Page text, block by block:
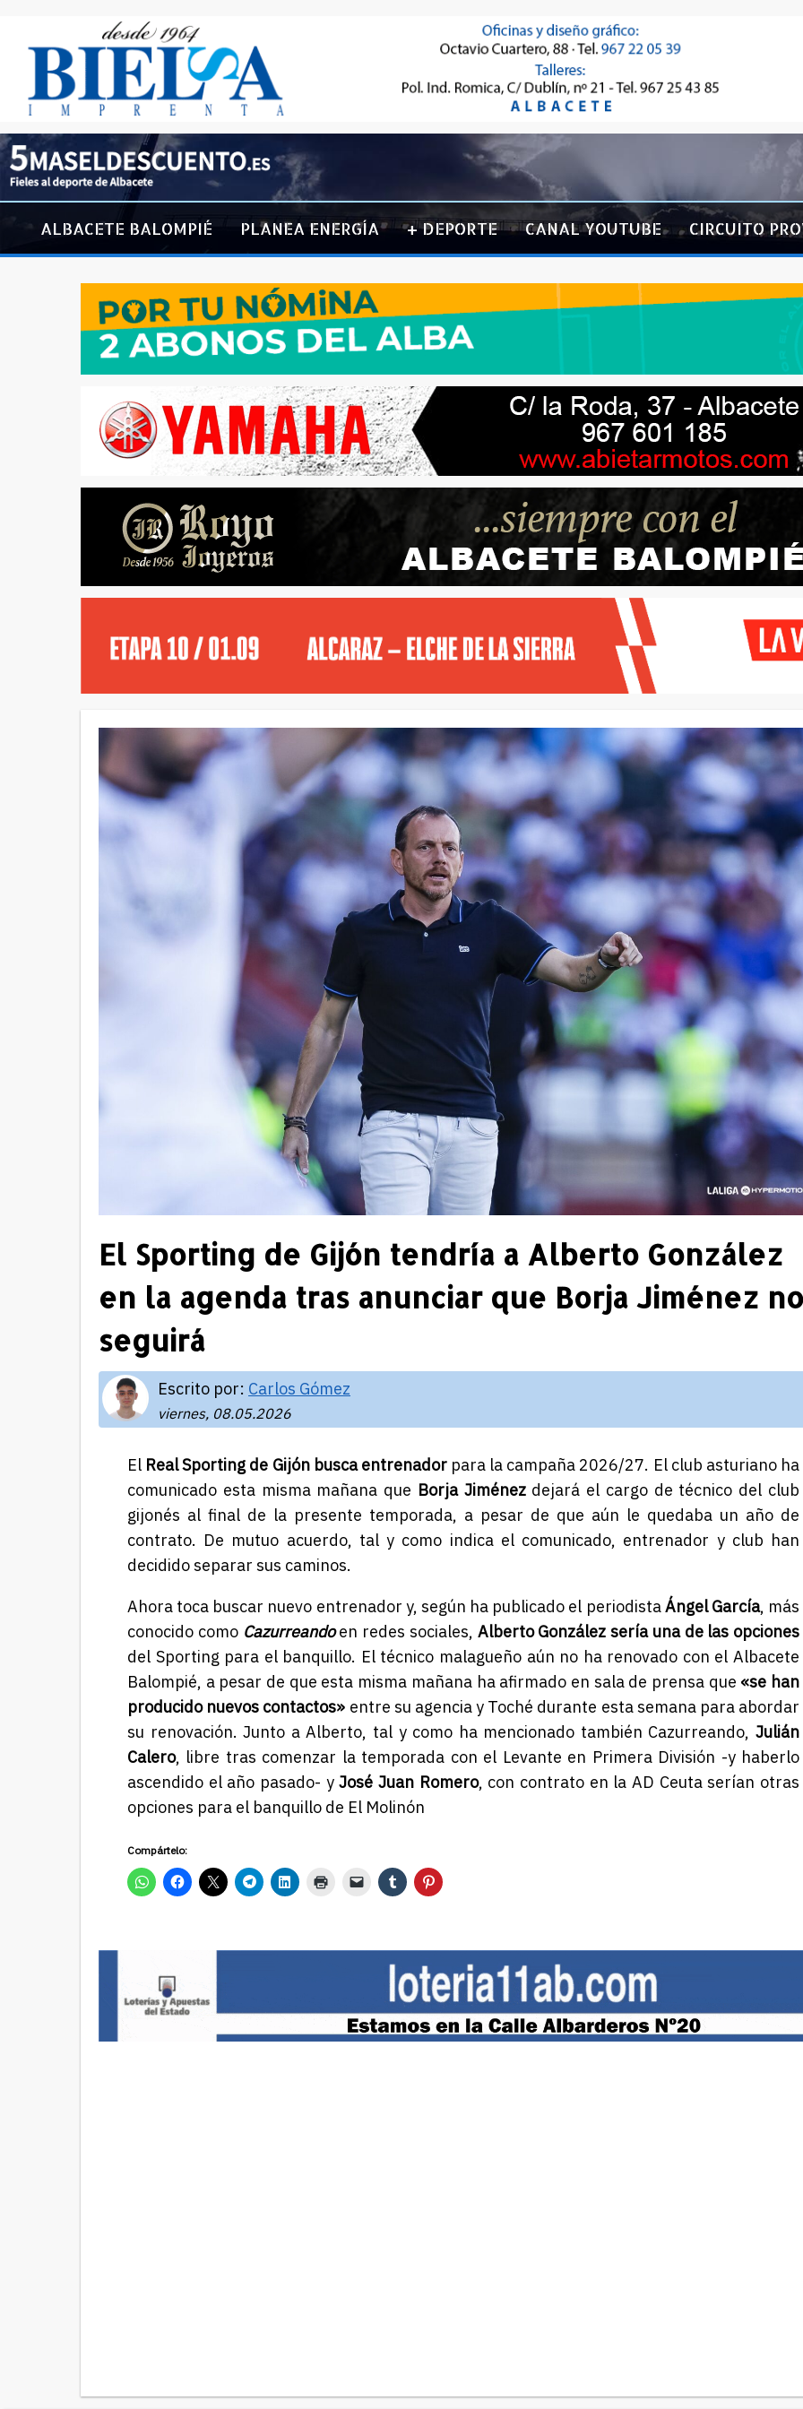
ALBACETE BALOMPIÉ PLANEA ENERGÍA + DEPORTE CANAL YOUTUBE CIRCUITO
El Sporting de Gijón tendría a Alberto González
en la agenda tras anunciar que Borja Jiménez no
seguirá
Escrito por: Carlos Gómez
viernes, 08.05.2026
El Real Sporting de Gijón busca entrenadorpara la campaña 2026/27. El club asturiano ha
comunicado esta misma mañana que Borja Jiménezdejará el cargo de técnico del club
gijonés al final de la presente temporada, a pesar de que aún le quedaba un año de
contrato. De mutuo acuerdo, tal y como indica el comunicado, entrenador y club han
decidido separar sus caminos.
Ahora toca buscar nuevo entrenador y, según ha publicado el periodistaÁngel García, más
conocido como Cazurreandoen redes sociales, Alberto González sería una de las opciones
del Sporting para el banquillo. El técnico malagueño aún no ha renovado con el Albacete
Balompié, a pesar de que esta misma mañana ha afirmado en sala de prensa que «se han
producido nuevos contactos» entre su agencia y Toché durante esta semana para abordar
su renovación. Junto a Alberto, tal y como ha mencionado también Cazurreando, Julián
Calero, libre tras comenzar la temporada con el Levante en Primera División -y haberlo
ascendido el año pasado- yJosé Juan Romero, con contrato en la AD Ceuta serían otras
opciones para el banquillo de El Molinón
Compártelo: